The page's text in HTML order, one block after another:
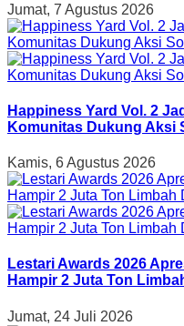
Jumat, 7 Agustus 2026
Happiness Yard Vol. 2
Komunitas Dukung Aksi
Kamis, 6 Agustus 2026
Lestari Awards 2026
Hampir 2 Juta Ton
Jumat, 24 Juli 2026